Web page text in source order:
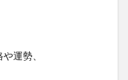
運勢、